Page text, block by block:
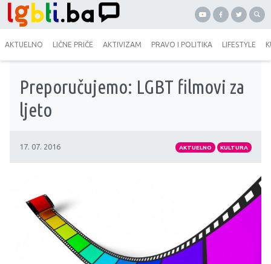
AKTUELNO LIČNE PRIČE AKTIVIZAM PRAVO I POLITIKA LIFESTYLE
Preporučujemo: LGBT filmovi za
ljeto
17. 07. 2016 AKTUELNO KULTURA